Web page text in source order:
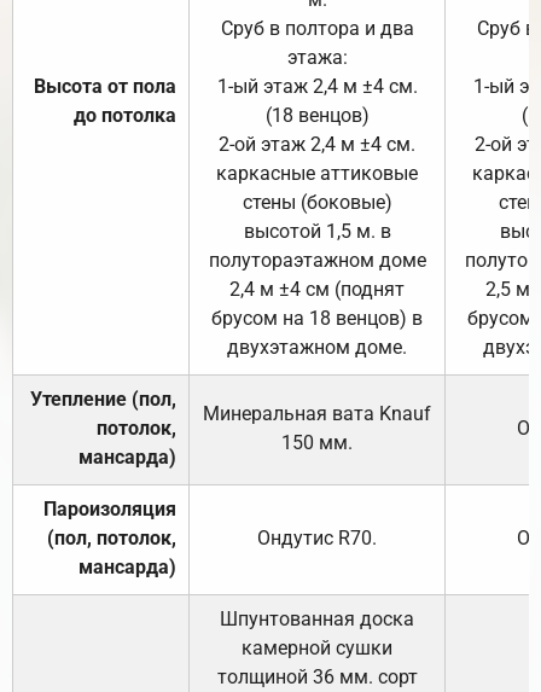
Высота от пола
до потолка
Сруб в полтора и два
этажа:
1-ый этаж 2,4 м ±4 см.
(18 венцов)
2-ой этаж 2,4 м ±4 см.
каркасные аттиковые
стены (боковые)
высотой 1,5 м. в
полутораэтажном доме
2,4 м ±4 см (поднят
брусом на 18 венцов) в
двухэтажном доме.
Сруб
1-ый
2-ой
2,5 м
брусом
Утепление (пол,
потолок,
мансарда)
Минеральная вата Knauf
150 мм.
Пароизоляция
(пол, потолок,
мансарда)
Ондутис R70.
Шпунтованная доска
камерной сушки
толщиной 36 мм. сорт